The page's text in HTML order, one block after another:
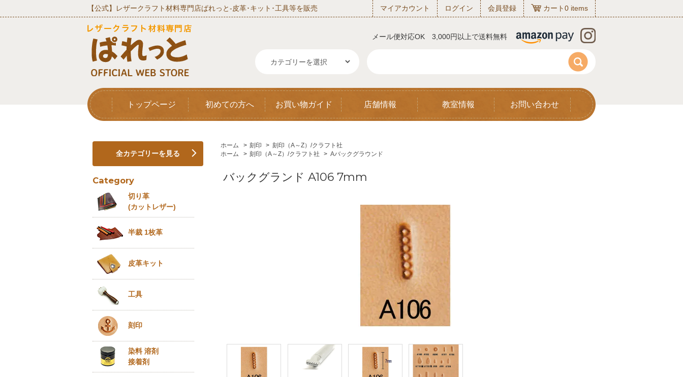
【公式】レザークラフト材料専門店ぱれっと‐皮革･キット･工具等を販売 マイアカウント ログイン 会員登録 カート0 items
メール便対応OK 3,000円以上で送料無料
トップページ 初めての方へ お買い物ガイド 店舗情報 教室情報 お問い合わせ
ホーム > 刻印 > 刻印（A～Z）/クラフト社
ホーム
> 刻印（A～Z）/クラフト社 > Aバックグラウンド
バックグランド A106 7mm
全カテゴリーを見る
Category
切り革
(カットレザー)
半裁 1枚革
皮革キット
工具
刻印
染料 溶剤
接着剤